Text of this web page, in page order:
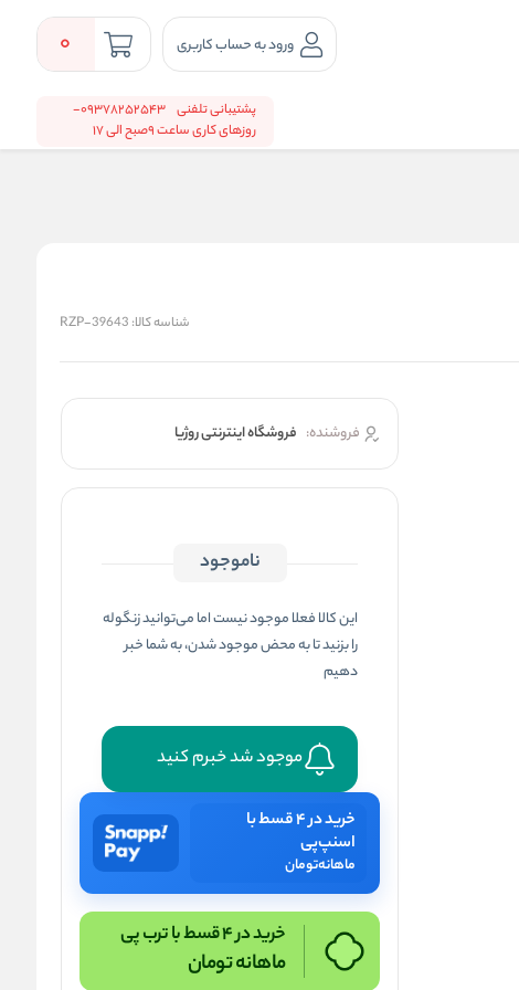
ورود به حساب کاربری 0
پشتیبانی تلفنی
09378252543-
روزهای کاری ساعت 9صبح الی 17
شناسه کالا: RZP-39643
فروشنده: فروشگاه اینترنتی روژیا
ناموجود
این کالا فعلا موجود نیست اما می‌توانید زنگوله
را بزنید تا به محض موجود شدن، به شما خبر
دهیم
موجود شد خبرم کنید
خرید در ۴ قسط با
اسنپ‌پی
ماهانهتومان
خرید در 4 قسط با ترب پی
ماهانهتومان